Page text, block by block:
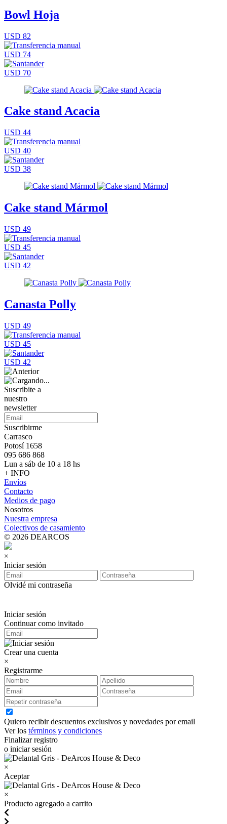
Bowl Hoja
USD 82
USD 74
USD 70
Cake stand Acacia
USD 44
USD 40
USD 38
Cake stand Mármol
USD 49
USD 45
USD 42
Canasta Polly
USD 49
USD 45
USD 42
Suscribite a
nuestro
newsletter
Suscribirme
Carrasco
Potosí 1658
095 686 868
Lun a sáb de 10 a 18 hs
+ INFO
Envíos
Contacto
Medios de pago
Nosotros
Nuestra empresa
Colectivos de casamiento
© 2026 DEARCOS
×
Iniciar sesión
Olvidé mi contraseña
Iniciar sesión
Continuar como invitado
Crear una cuenta
×
Registrarme
Quiero recibir descuentos exclusivos y novedades por email
Ver los términos y condiciones
Finalizar registro
o iniciar sesión
×
Aceptar
×
Producto agregado a carrito